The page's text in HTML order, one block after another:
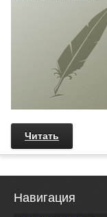
Читать
Навигация